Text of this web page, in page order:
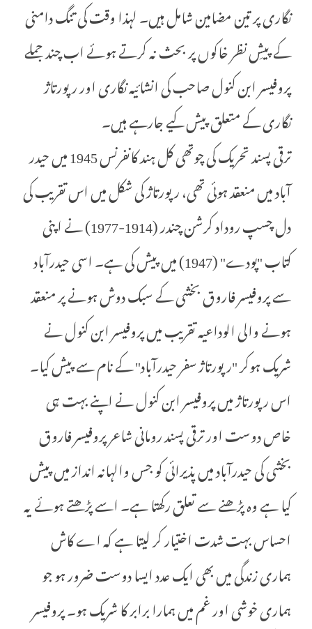
نگاری پر تین مضامین شامل ہیں۔ لہذا وقت کی تنگ دامنی
کے پیشِ نظر خاکوں پر بحث نہ کرتے ہوئے اب چند جملے
پروفیسر ابن کنول صاحب کی انشائیہ نگاری اور رپورتاژ
نگاری کے متعلق پیش کیے جارہے ہیں۔
ترقی پسند تحریک کی چوتھی کل ہند کانفرنس 1945 میں حیدر
آباد میں منعقد ہوئی تھی، رپورتاژ کی شکل میں اس تقریب کی
دل چسپ روداد کرشن چندر (1914-1977) نے اپنی
کتاب "پودے" (1947) میں پیش کی ہے۔ اسی حیدرآباد
سے پروفیسر فاروق بخشی کے سبک دوش ہونے پر منعقد
ہونے والی الوداعیہ تقریب میں پروفیسر ابن کنول نے
شریک ہوکر "رپورتاژ سفر حیدرآباد" کے نام سے پیش کیا۔
اس رپورتاژ میں پروفیسر ابن کنول نے اپنے بہت ہی
خاص دوست اور ترقی پسند رومانی شاعر پروفیسر فاروق
بخشی کی حیدرآباد میں پذیرائی کو جس والہانہ انداز میں پیش
کیا ہے وہ پڑھنے سے تعلق رکھتا ہے۔ اسے پڑھتے ہوئے یہ
احساس بہت شدت اختیار کر لیتا ہے کہ اے کاش
ہماری زندگی میں بھی ایک عدد ایسا دوست ضرور ہو جو
ہماری خوشی اور غم میں ہمارا برابر کا شریک ہو۔ پروفیسر